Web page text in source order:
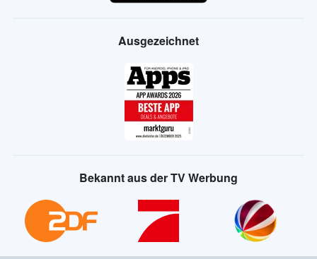
Ausgezeichnet
Bekannt aus der TV Werbung